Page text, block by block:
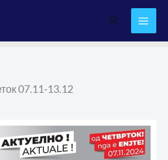
Search
07.11-13.12